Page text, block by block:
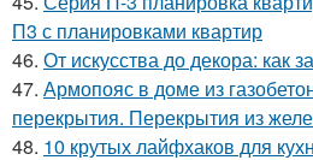
П3 с планировками квартир
46. От искусства до декора: как
47. Армопояс в доме из
перекрытия. Перекрытия из
48. 10 крутых лайфхаков для